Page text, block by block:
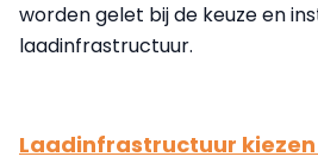
worden gelet bij de keuze en
laadinfrastructuur.
Laadinfrastructuur